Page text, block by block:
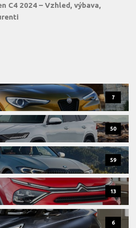
C4 2024 – Vzhled, výbava,
7
50
59
13
6